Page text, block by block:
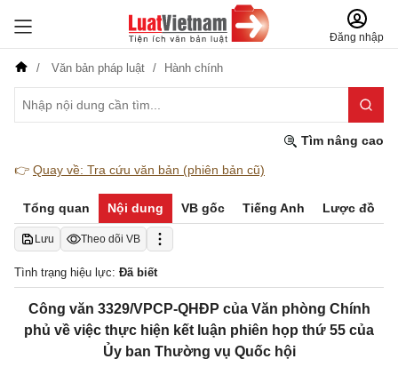
Đăng nhập
Văn bản pháp luật Hành chính
Tìm nâng cao
👉 Quay về: Tra cứu văn bản (phiên bản cũ)
Tổng quan Nội dung VB gốc Tiếng Anh Lược đồ
Lưu Theo dõi VB
Tình trạng hiệu lực: Đã biết
Công văn 3329/VPCP-QHĐP của Văn phòng Chính
phủ về việc thực hiện kết luận phiên họp thứ 55 của
Ủy ban Thường vụ Quốc hội